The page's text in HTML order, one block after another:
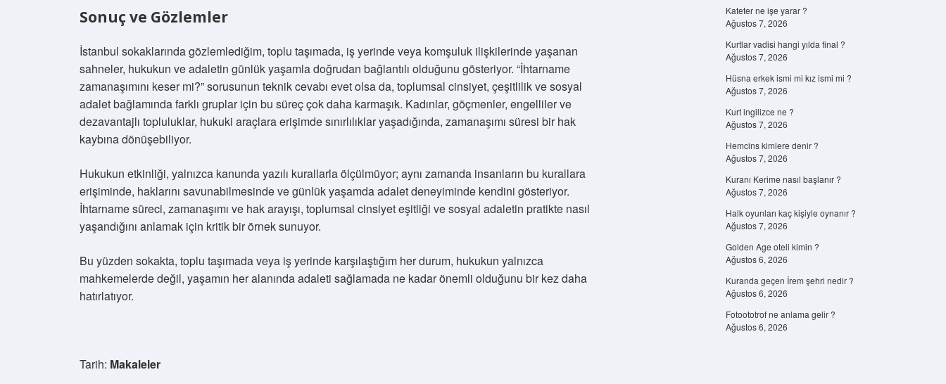
Sonuç ve Gözlemler
İstanbul sokaklarında gözlemlediğim, toplu taşımada, iş yerinde veya komşuluk ilişkilerinde yaşanan
sahneler, hukukun ve adaletin günlük yaşamla doğrudan bağlantılı olduğunu gösteriyor. “İhtarname
zamanaşımını keser mi?” sorusunun teknik cevabı evet olsa da, toplumsal cinsiyet, çeşitlilik ve sosyal
adalet bağlamında farklı gruplar için bu süreç çok daha karmaşık. Kadınlar, göçmenler, engelliler ve
dezavantajlı topluluklar, hukuki araçlara erişimde sınırlılıklar yaşadığında, zamanaşımı süresi bir hak
kaybına dönüşebiliyor.
Hukukun etkinliği, yalnızca kanunda yazılı kurallarla ölçülmüyor; aynı zamanda insanların bu kurallara
erişiminde, haklarını savunabilmesinde ve günlük yaşamda adalet deneyiminde kendini gösteriyor.
İhtarname süreci, zamanaşımı ve hak arayışı, toplumsal cinsiyet eşitliği ve sosyal adaletin pratikte nasıl
yaşandığını anlamak için kritik bir örnek sunuyor.
Bu yüzden sokakta, toplu taşımada veya iş yerinde karşılaştığım her durum, hukukun yalnızca
mahkemelerde değil, yaşamın her alanında adaleti sağlamada ne kadar önemli olduğunu bir kez daha
hatırlatıyor.
Tarih: Makaleler
Kateter ne işe yarar ?
Ağustos 7, 2026
Kurtlar vadisi hangi yılda final ?
Ağustos 7, 2026
Hüsna erkek ismi mi kız ismi mi ?
Ağustos 7, 2026
Kurt ingilizce ne ?
Ağustos 7, 2026
Hemcins kimlere denir ?
Ağustos 7, 2026
Kuranı Kerime nasıl başlanır ?
Ağustos 7, 2026
Halk oyunları kaç kişiyle oynanır ?
Ağustos 7, 2026
Golden Age oteli kimin ?
Ağustos 6, 2026
Kuranda geçen İrem şehri nedir ?
Ağustos 6, 2026
Fotoototrof ne anlama gelir ?
Ağustos 6, 2026